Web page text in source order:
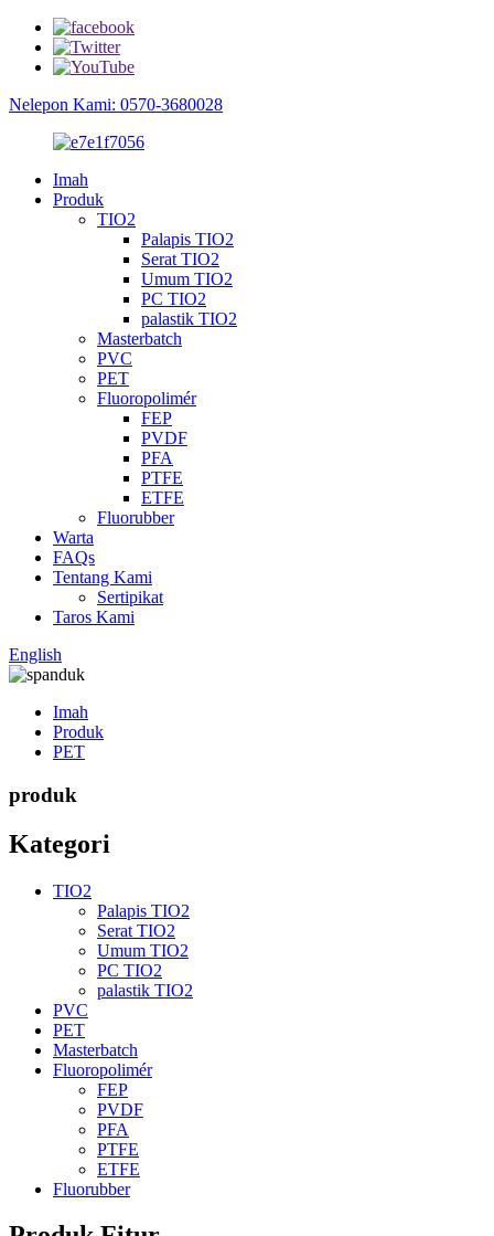
Nelepon Kami: 0570-3680028
Imah
Produk
TIO2
Palapis TIO2
Serat TIO2
Umum TIO2
PC TIO2
palastik TIO2
Masterbatch
PVC
PET
Fluoropolimér
FEP
PVDF
PFA
PTFE
ETFE
Fluorubber
Warta
FAQs
Tentang Kami
Sertipikat
Taros Kami
English
Imah
Produk
PET
produk
Kategori
TIO2
Palapis TIO2
Serat TIO2
Umum TIO2
PC TIO2
palastik TIO2
PVC
PET
Masterbatch
Fluoropolimér
FEP
PVDF
PFA
PTFE
ETFE
Fluorubber